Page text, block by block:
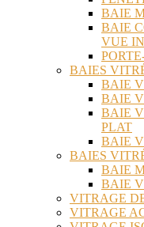
BAIE
BAIE
VUE
BAIES
BAIE
BAIE
BAIE
PLAT
BAIE
BAIES
BAIE
BAIE
VITRAGE
VITRAGE